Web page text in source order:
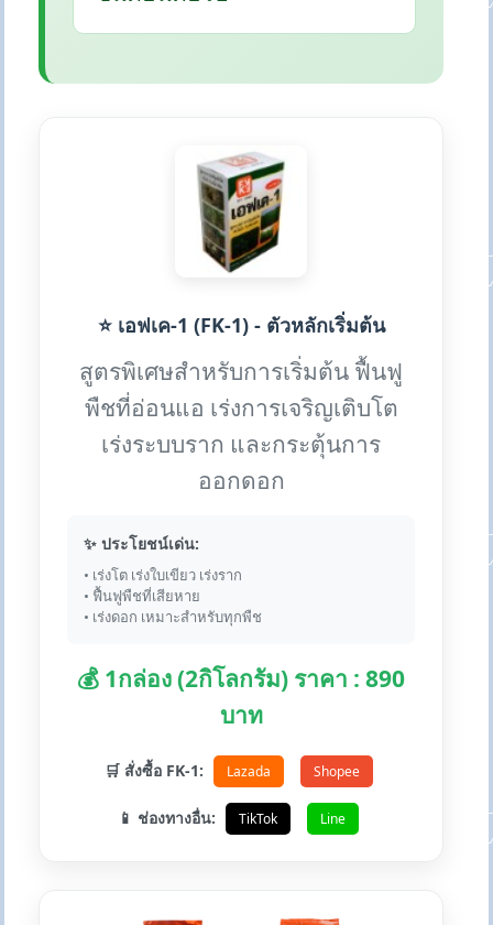
⭐ เอฟเค-1 (FK-1) - ตัวหลักเริ่มต้น
สูตรพิเศษสำหรับการเริ่มต้น ฟื้นฟู
พืชที่อ่อนแอ เร่งการเจริญเติบโต
เร่งระบบราก และกระตุ้นการ
ออกดอก
✨ ประโยชน์เด่น:
• เร่งโต เร่งใบเขียว เร่งราก
• ฟื้นฟูพืชที่เสียหาย
• เร่งดอก เหมาะสำหรับทุกพืช
💰 1กล่อง (2กิโลกรัม) ราคา : 890
บาท
🛒 สั่งซื้อ FK-1: Lazada Shopee
📱 ช่องทางอื่น: TikTok Line